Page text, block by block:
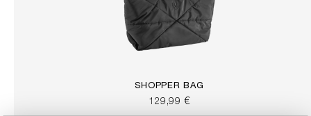
SHOPPER BAG
129,99 €